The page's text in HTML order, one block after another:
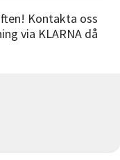
Kontakta oss
via KLARNA då